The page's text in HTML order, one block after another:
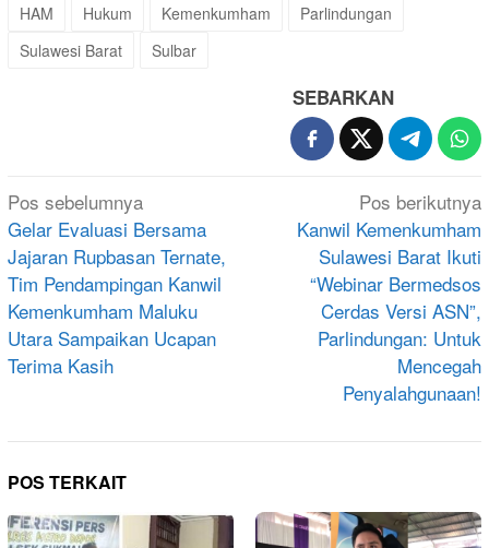
HAM Hukum Kemenkumham
Parlindungan
Sulawesi Barat
Sulbar
SEBARKAN
Navigasi
pos
Pos sebelumnya
Gelar Evaluasi Bersama
Jajaran Rupbasan Ternate,
Tim Pendampingan Kanwil
Kemenkumham Maluku
Utara Sampaikan Ucapan
Terima Kasih
Pos berikutnya
Kanwil Kemenkumham
Sulawesi Barat Ikuti
“Webinar Bermedsos
Cerdas Versi ASN”,
Parlindungan: Untuk
Mencegah
Penyalahgunaan!
POS TERKAIT